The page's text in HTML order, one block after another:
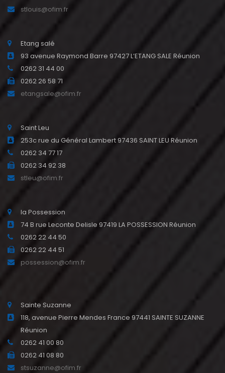
stlouis@ofim.fr
Etang salé
93 avenue Raymond Barre 97427 L’ETANG SALE Réunion
0262 31 44 00
0262 26 58 71
etangsale@ofim.fr
Saint Leu
253c rue du Général Lambert 97436 SAINT LEU Réunion
0262 34 77 17
0262 34 92 38
stleu@ofim.fr
la Possession
74 B rue Leconte Delisle 97419 LA POSSESSION Réunion
0262 22 44 50
0262 22 44 51
possession@ofim.fr
Sainte Suzanne
118, avenue Pierre Mendes France 97441 SAINTE SUZANNE
Réunion
0262 41 00 80
0262 41 08 80
stsuzanne@ofim.fr